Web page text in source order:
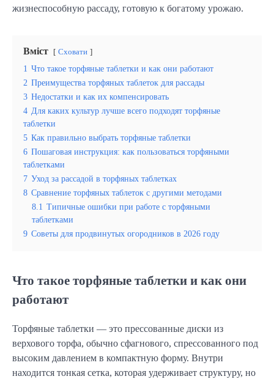
жизнеспособную рассаду, готовую к богатому урожаю.
Вміст Сховати
1 Что такое торфяные таблетки и как они работают
2 Преимущества торфяных таблеток для рассады
3 Недостатки и как их компенсировать
4 Для каких культур лучше всего подходят торфяные
таблетки
5 Как правильно выбрать торфяные таблетки
6 Пошаговая инструкция: как пользоваться торфяными
таблетками
7 Уход за рассадой в торфяных таблетках
8 Сравнение торфяных таблеток с другими методами
8.1 Типичные ошибки при работе с торфяными
таблетками
9 Советы для продвинутых огородников в 2026 году
Что такое торфяные таблетки и как они
работают
Торфяные таблетки — это прессованные диски из
верхового торфа, обычно сфагнового, спрессованного под
высоким давлением в компактную форму. Внутри
находится тонкая сетка, которая удерживает структуру, но